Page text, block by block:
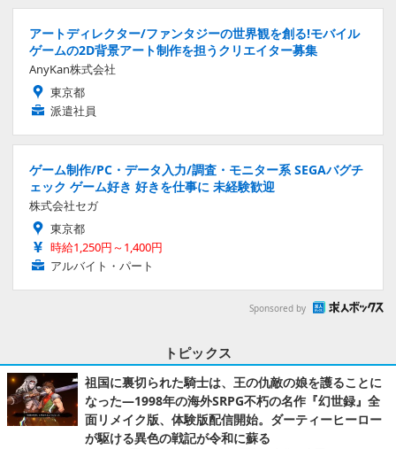
アートディレクター/ファンタジーの世界観を創る!モバイル
ゲームの2D背景アート制作を担うクリエイター募集
AnyKan株式会社
東京都
派遣社員
ゲーム制作/PC・データ入力/調査・モニター系 SEGAバグチ
ェック ゲーム好き 好きを仕事に 未経験歓迎
株式会社セガ
東京都
時給1,250円～1,400円
アルバイト・パート
Sponsored by
トピックス
祖国に裏切られた騎士は、王の仇敵の娘を護ることに
なった―1998年の海外SRPG不朽の名作『幻世録』全
面リメイク版、体験版配信開始。ダーティーヒーロー
が駆ける異色の戦記が令和に蘇る